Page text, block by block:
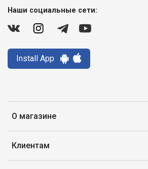
О магазине
Клиентам
Наши социальные сети:
Install App